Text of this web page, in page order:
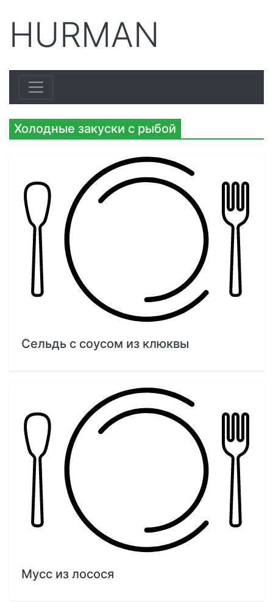
HURMAN
Холодные закуски с рыбой
Сельдь с соусом из клюквы
Мусс из лосося